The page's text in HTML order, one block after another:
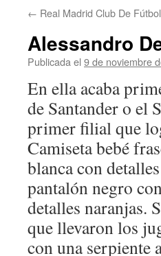
contenido
← Real Madrid Club De Fútbol
Alessandro
Publicada el 9 de noviembre
En ella acaba
de Santander o el
primer filial que
Camiseta bebé
blanca con
pantalón negro
detalles naranjas.
que llevaron los
con una serpiente